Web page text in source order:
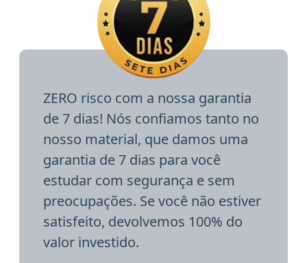
ZERO risco com a nossa garantia
de 7 dias! Nós confiamos tanto no
nosso material, que damos uma
garantia de 7 dias para você
estudar com segurança e sem
preocupações. Se você não estiver
satisfeito, devolvemos 100% do
valor investido.